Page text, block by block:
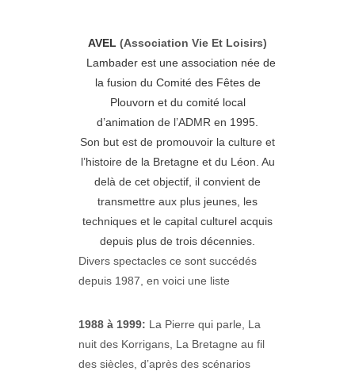
AVEL (Association Vie Et Loisirs)
Lambader est une association née de
la fusion du Comité des Fêtes de
Plouvorn et du comité local
d’animation de l’ADMR en 1995.
Son but est de promouvoir la culture et
l’histoire de la Bretagne et du Léon. Au
delà de cet objectif, il convient de
transmettre aux plus jeunes, les
techniques et le capital culturel acquis
depuis plus de trois décennies.
Divers spectacles ce sont succédés
depuis 1987, en voici une liste
1988 à 1999: La Pierre qui parle, La
nuit des Korrigans, La Bretagne au fil
des siècles, d’après des scénarios